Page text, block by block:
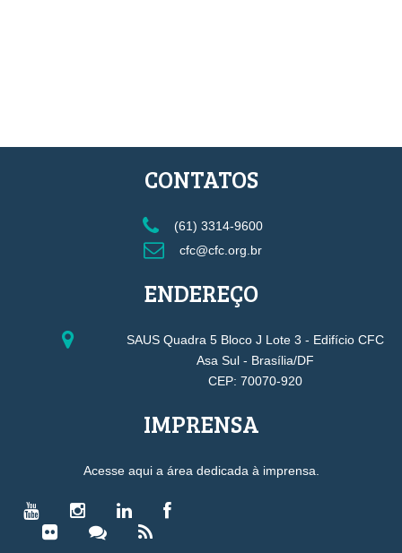
CONTATOS
(61) 3314-9600
cfc@cfc.org.br
ENDEREÇO
SAUS Quadra 5 Bloco J Lote 3 - Edifício CFC
Asa Sul - Brasília/DF
CEP: 70070-920
IMPRENSA
Acesse aqui a área dedicada à imprensa.